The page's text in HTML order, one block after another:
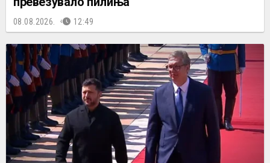
08.08.2026. 12:49